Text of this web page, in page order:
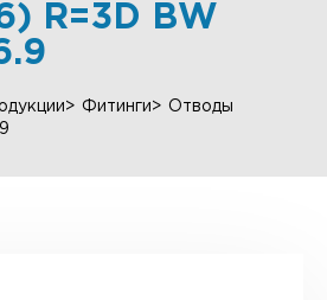
R=3D BW
Фитинги
Отводы